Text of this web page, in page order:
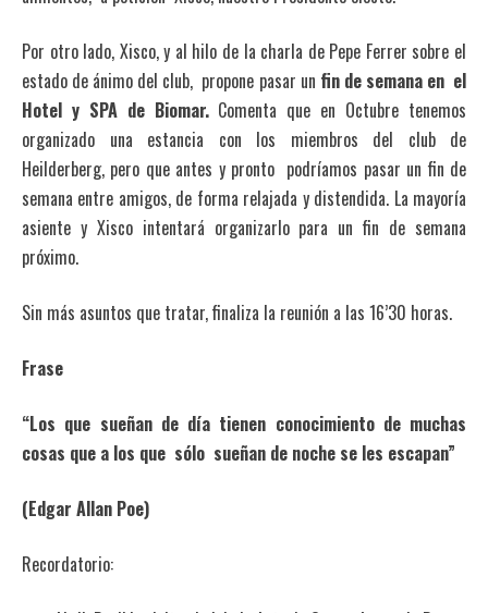
Por otro lado, Xisco, y al hilo de la charla de Pepe Ferrer sobre el
estado de ánimo del club, propone pasar un fin de semana en el
Hotel y SPA de Biomar.Comenta que en Octubre tenemos
organizado una estancia con los miembros del club de
Heilderberg, pero que antes y pronto podríamos pasar un fin de
semana entre amigos, de forma relajada y distendida. La mayoría
asiente y Xisco intentará organizarlo para un fin de semana
próximo.
Sin más asuntos que tratar, finaliza la reunión a las 16’30 horas.
Frase
“Los que sueñan de día tienen conocimiento de muchas
cosas que a los que sólo sueñan de noche se les escapan”
(Edgar Allan Poe)
Recordatorio: